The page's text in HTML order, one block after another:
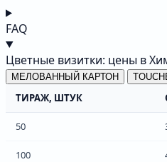
FAQ
Цветные визитки: цены в
МЕЛОВАННЫЙ КАРТОН
ТИРАЖ, ШТУК
50
100